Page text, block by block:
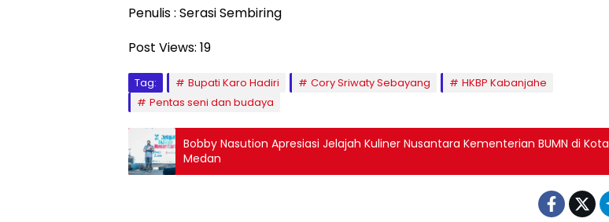
Penulis : Serasi Sembiring
Post Views: 19
Tag: Bupati Karo Hadiri Cory Sriwaty Sebayang
HKBP Kabanjahe
Pentas seni dan budaya
Bobby Nasution Apresiasi Jelajah Kuliner Nusantara Kementerian BUMN di Kota
Medan